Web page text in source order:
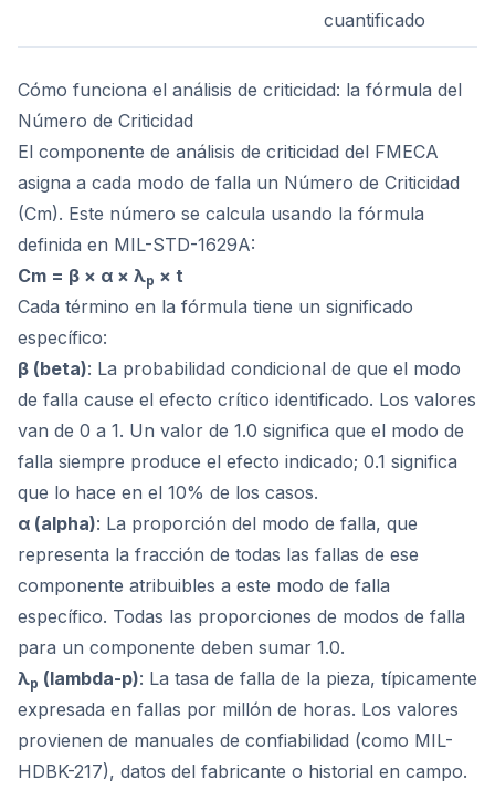
cuantificado
Cómo funciona el análisis de criticidad: la fórmula del
Número de Criticidad
El componente de análisis de criticidad del FMECA
asigna a cada modo de falla un Número de Criticidad
(Cm). Este número se calcula usando la fórmula
definida en MIL-STD-1629A:
Cm = β × α × λp × t
Cada término en la fórmula tiene un significado
específico:
β (beta): La probabilidad condicional de que el modo
de falla cause el efecto crítico identificado. Los valores
van de 0 a 1. Un valor de 1.0 significa que el modo de
falla siempre produce el efecto indicado; 0.1 significa
que lo hace en el 10% de los casos.
α (alpha): La proporción del modo de falla, que
representa la fracción de todas las fallas de ese
componente atribuibles a este modo de falla
específico. Todas las proporciones de modos de falla
para un componente deben sumar 1.0.
λp (lambda-p): La tasa de falla de la pieza, típicamente
expresada en fallas por millón de horas. Los valores
provienen de manuales de confiabilidad (como MIL-
HDBK-217), datos del fabricante o historial en campo.